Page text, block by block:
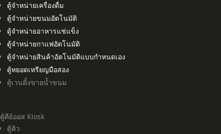
ตู้จำหน่ายเครื่องดื่ม
ตู้จำหน่ายขนมอัตโนมัติ
ตู้จำหน่ายอาหารแช่แข็ง
ตู้จำหน่ายกาแฟอัตโนมัติ
ตู้จำหน่ายสินค้าอัตโนมัติแบบกำหนดเอง
ตู้หยอดเหรียญมือสอง
ตู้เวนดิ้งขายน้ำขนม
ตู้คีย์ออส Kiosk
ตู้คิว